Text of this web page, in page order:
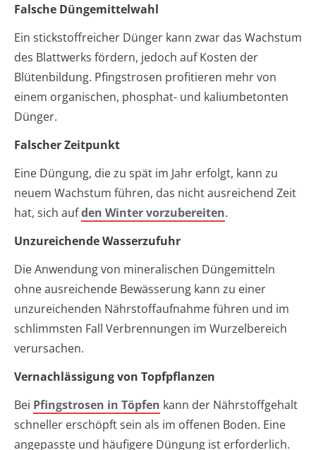
Falsche Düngemittelwahl
Ein stickstoffreicher Dünger kann zwar das Wachstum
des Blattwerks fördern, jedoch auf Kosten der
Blütenbildung. Pfingstrosen profitieren mehr von
einem organischen, phosphat- und kaliumbetonten
Dünger.
Falscher Zeitpunkt
Eine Düngung, die zu spät im Jahr erfolgt, kann zu
neuem Wachstum führen, das nicht ausreichend Zeit
hat, sich aufden Winter vorzubereiten.
Unzureichende Wasserzufuhr
Die Anwendung von mineralischen Düngemitteln
ohne ausreichende Bewässerung kann zu einer
unzureichenden Nährstoffaufnahme führen und im
schlimmsten Fall Verbrennungen im Wurzelbereich
verursachen.
Vernachlässigung von Topfpflanzen
Bei Pfingstrosen in Töpfen kann der Nährstoffgehalt
schneller erschöpft sein als im offenen Boden. Eine
angepasste und häufigere Düngung ist erforderlich.